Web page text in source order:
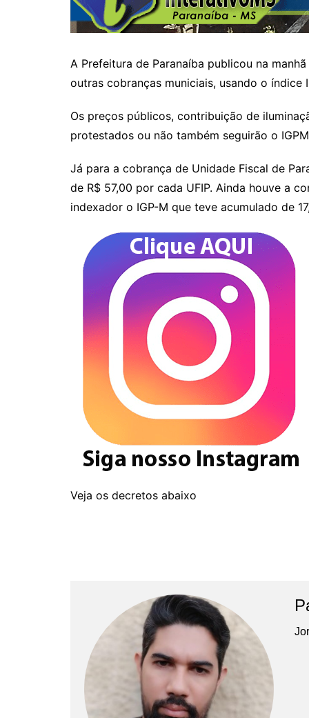
A Prefeitura de Paranaíba publicou na
outras cobranças municiais, usando o índice
Os preços públicos, contribuição de
protestados ou não também seguirão o
Já para a cobrança de Unidade Fiscal de
de R$ 57,00 por cada UFIP. Ainda houve a
indexador o IGP-M que teve acumulado de
Veja os decretos abaixo